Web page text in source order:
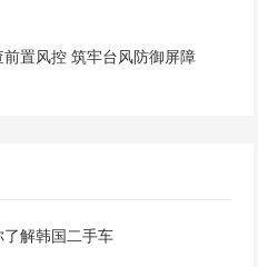
置风控 筑牢台风防御屏障
解韩国二手车